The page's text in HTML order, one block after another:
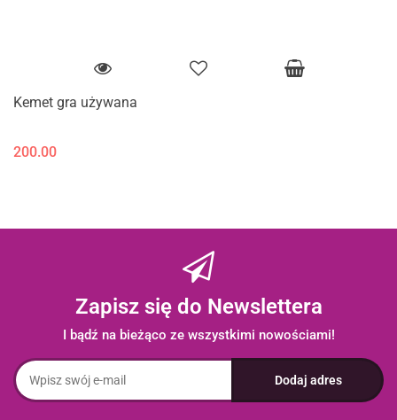
Kemet gra używana
200.00
Zapisz się do Newslettera
I bądź na bieżąco ze wszystkimi nowościami!